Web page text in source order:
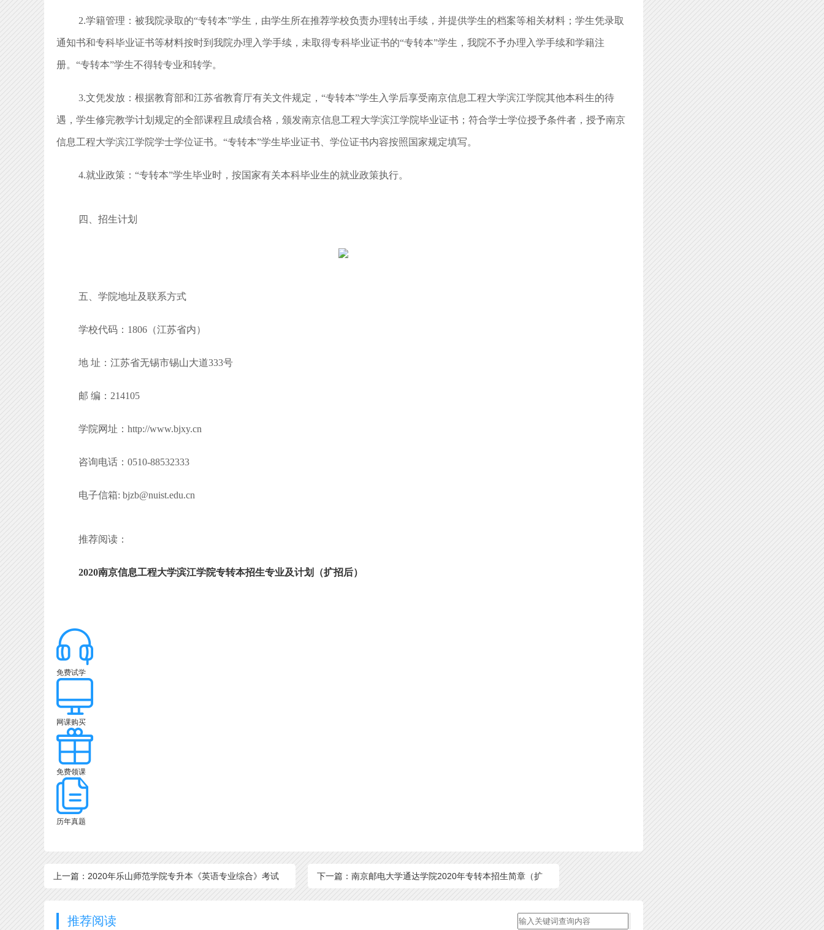
2.学籍管理：被我院录取的“专转本”学生，由学生所在推荐学校负责办理转出手续，并提供学生的档案等相关材料；学生凭录取
通知书和专科毕业证书等材料按时到我院办理入学手续，未取得专科毕业证书的“专转本”学生，我院不予办理入学手续和学籍注
册。“专转本”学生不得转专业和转学。
3.文凭发放：根据教育部和江苏省教育厅有关文件规定，“专转本”学生入学后享受南京信息工程大学滨江学院其他本科生的待
遇，学生修完教学计划规定的全部课程且成绩合格，颁发南京信息工程大学滨江学院毕业证书；符合学士学位授予条件者，授予南京
信息工程大学滨江学院学士学位证书。“专转本”学生毕业证书、学位证书内容按照国家规定填写。
4.就业政策：“专转本”学生毕业时，按国家有关本科毕业生的就业政策执行。
四、招生计划
五、学院地址及联系方式
学校代码：1806（江苏省内）
地 址：江苏省无锡市锡山大道333号
邮 编：214105
学院网址：http://www.bjxy.cn
咨询电话：0510-88532333
电子信箱: bjzb@nuist.edu.cn
推荐阅读：
2020南京信息工程大学滨江学院专转本招生专业及计划（扩招后）
免费试学
网课购买
免费领课
历年真题
上一篇：2020年乐山师范学院专升本《英语专业综合》考试
大纲
下一篇：南京邮电大学通达学院2020年专转本招生简章（扩
招后）
推荐阅读